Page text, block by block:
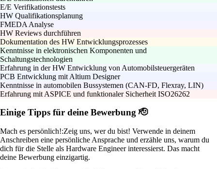
E/E Verifikationstests
HW Qualifikationsplanung
FMEDA Analyse
HW Reviews durchführen
Dokumentation des HW Entwicklungsprozesses
Kenntnisse in elektronischen Komponenten und
Schaltungstechnologien
Erfahrung in der HW Entwicklung von Automobilsteuergeräten
PCB Entwicklung mit Altium Designer
Kenntnisse in automobilen Bussystemen (CAN-FD, Flexray, LIN)
Erfahrung mit ASPICE und funktionaler Sicherheit ISO26262
Einige Tipps für deine Bewerbung 🫡
Mach es persönlich!:Zeig uns, wer du bist! Verwende in deinem
Anschreiben eine persönliche Ansprache und erzähle uns, warum du
dich für die Stelle als Hardware Engineer interessierst. Das macht
deine Bewerbung einzigartig.